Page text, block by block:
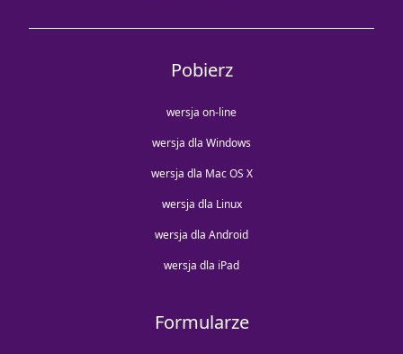
Pobierz
wersja on-line
wersja dla Windows
wersja dla Mac OS X
wersja dla Linux
wersja dla Android
wersja dla iPad
Formularze